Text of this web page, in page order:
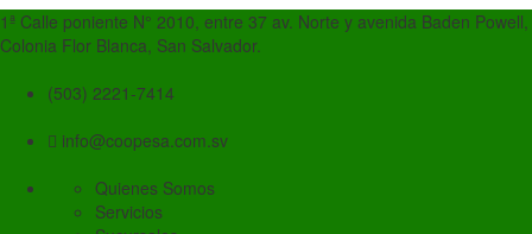
1ª Calle poniente N° 2010, entre 37 av. Norte y avenida Baden Powell,
Colonia Flor Blanca, San Salvador.
(503) 2221-7414
info@coopesa.com.sv
Quienes Somos
Servicios